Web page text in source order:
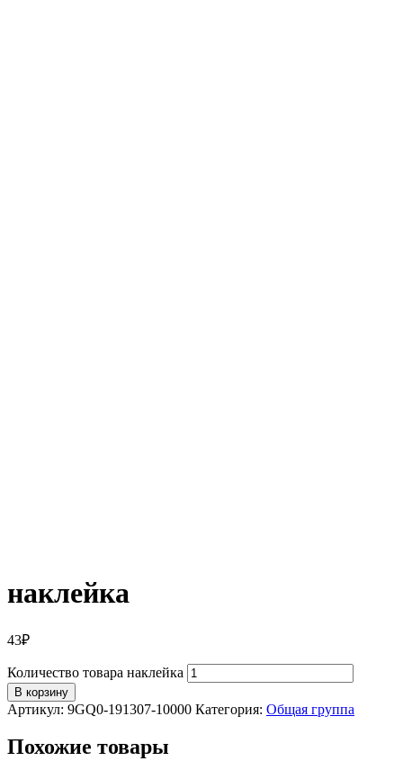
наклейка
43₽
Количество товара наклейка
В корзину
Артикул: 9GQ0-191307-10000 Категория: Общая группа
Похожие товары